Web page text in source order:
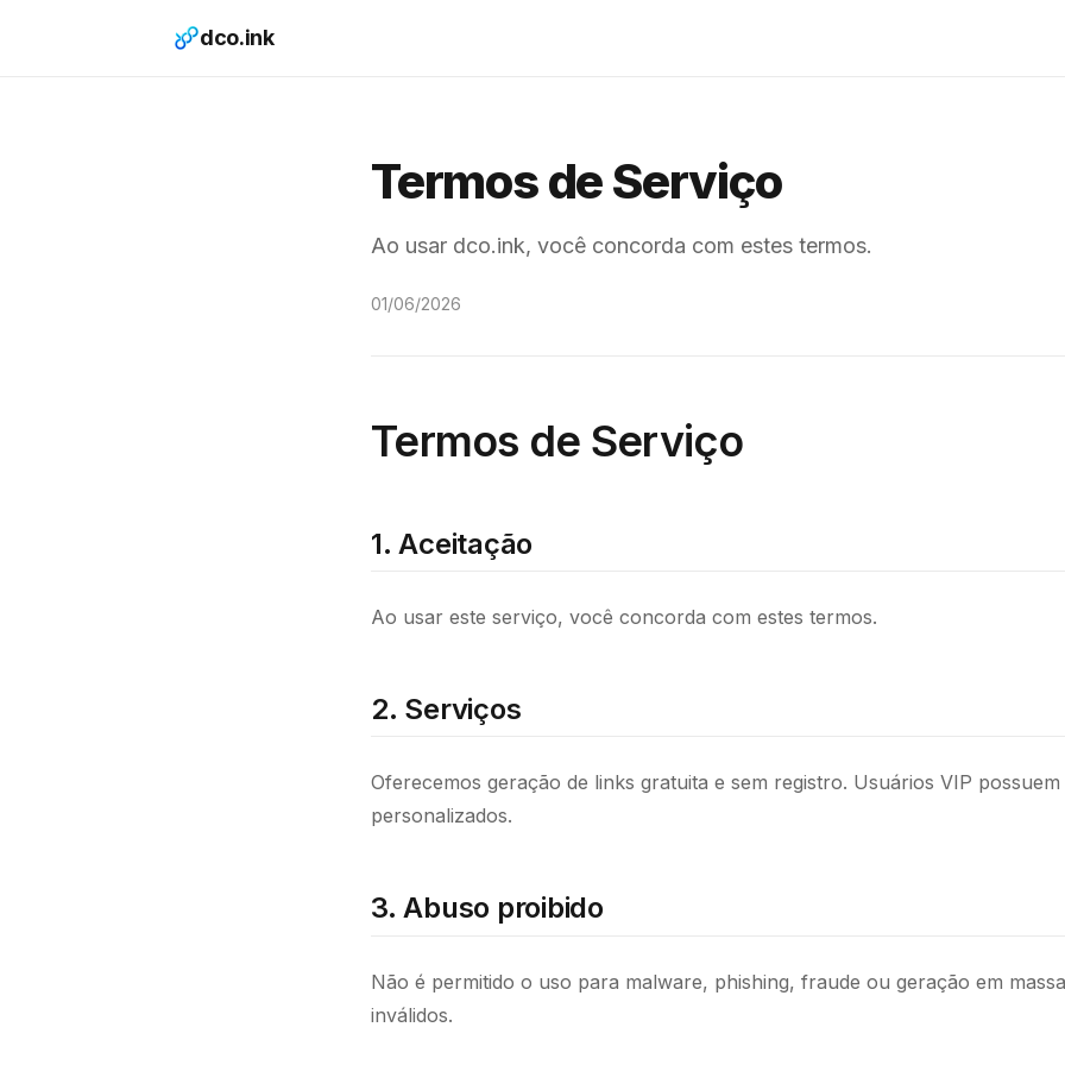
dco.ink
Termos de Serviço
Ao usar dco.ink, você concorda com estes termos.
01/06/2026
Termos de Serviço
1. Aceitação
Ao usar este serviço, você concorda com estes termos.
2. Serviços
Oferecemos geração de links gratuita e sem registro. Usuários VIP possuem
personalizados.
3. Abuso proibido
Não é permitido o uso para malware, phishing, fraude ou geração em
inválidos.